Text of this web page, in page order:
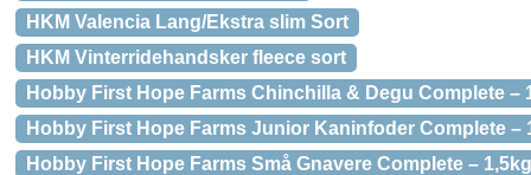
HKM Valencia Lang/Ekstra slim Sort
HKM Vinterridehandsker fleece sort
Hobby First Hope Farms Chinchilla & Degu Complete –
Hobby First Hope Farms Junior Kaninfoder Complete –
Hobby First Hope Farms Små Gnavere Complete – 1,5kg